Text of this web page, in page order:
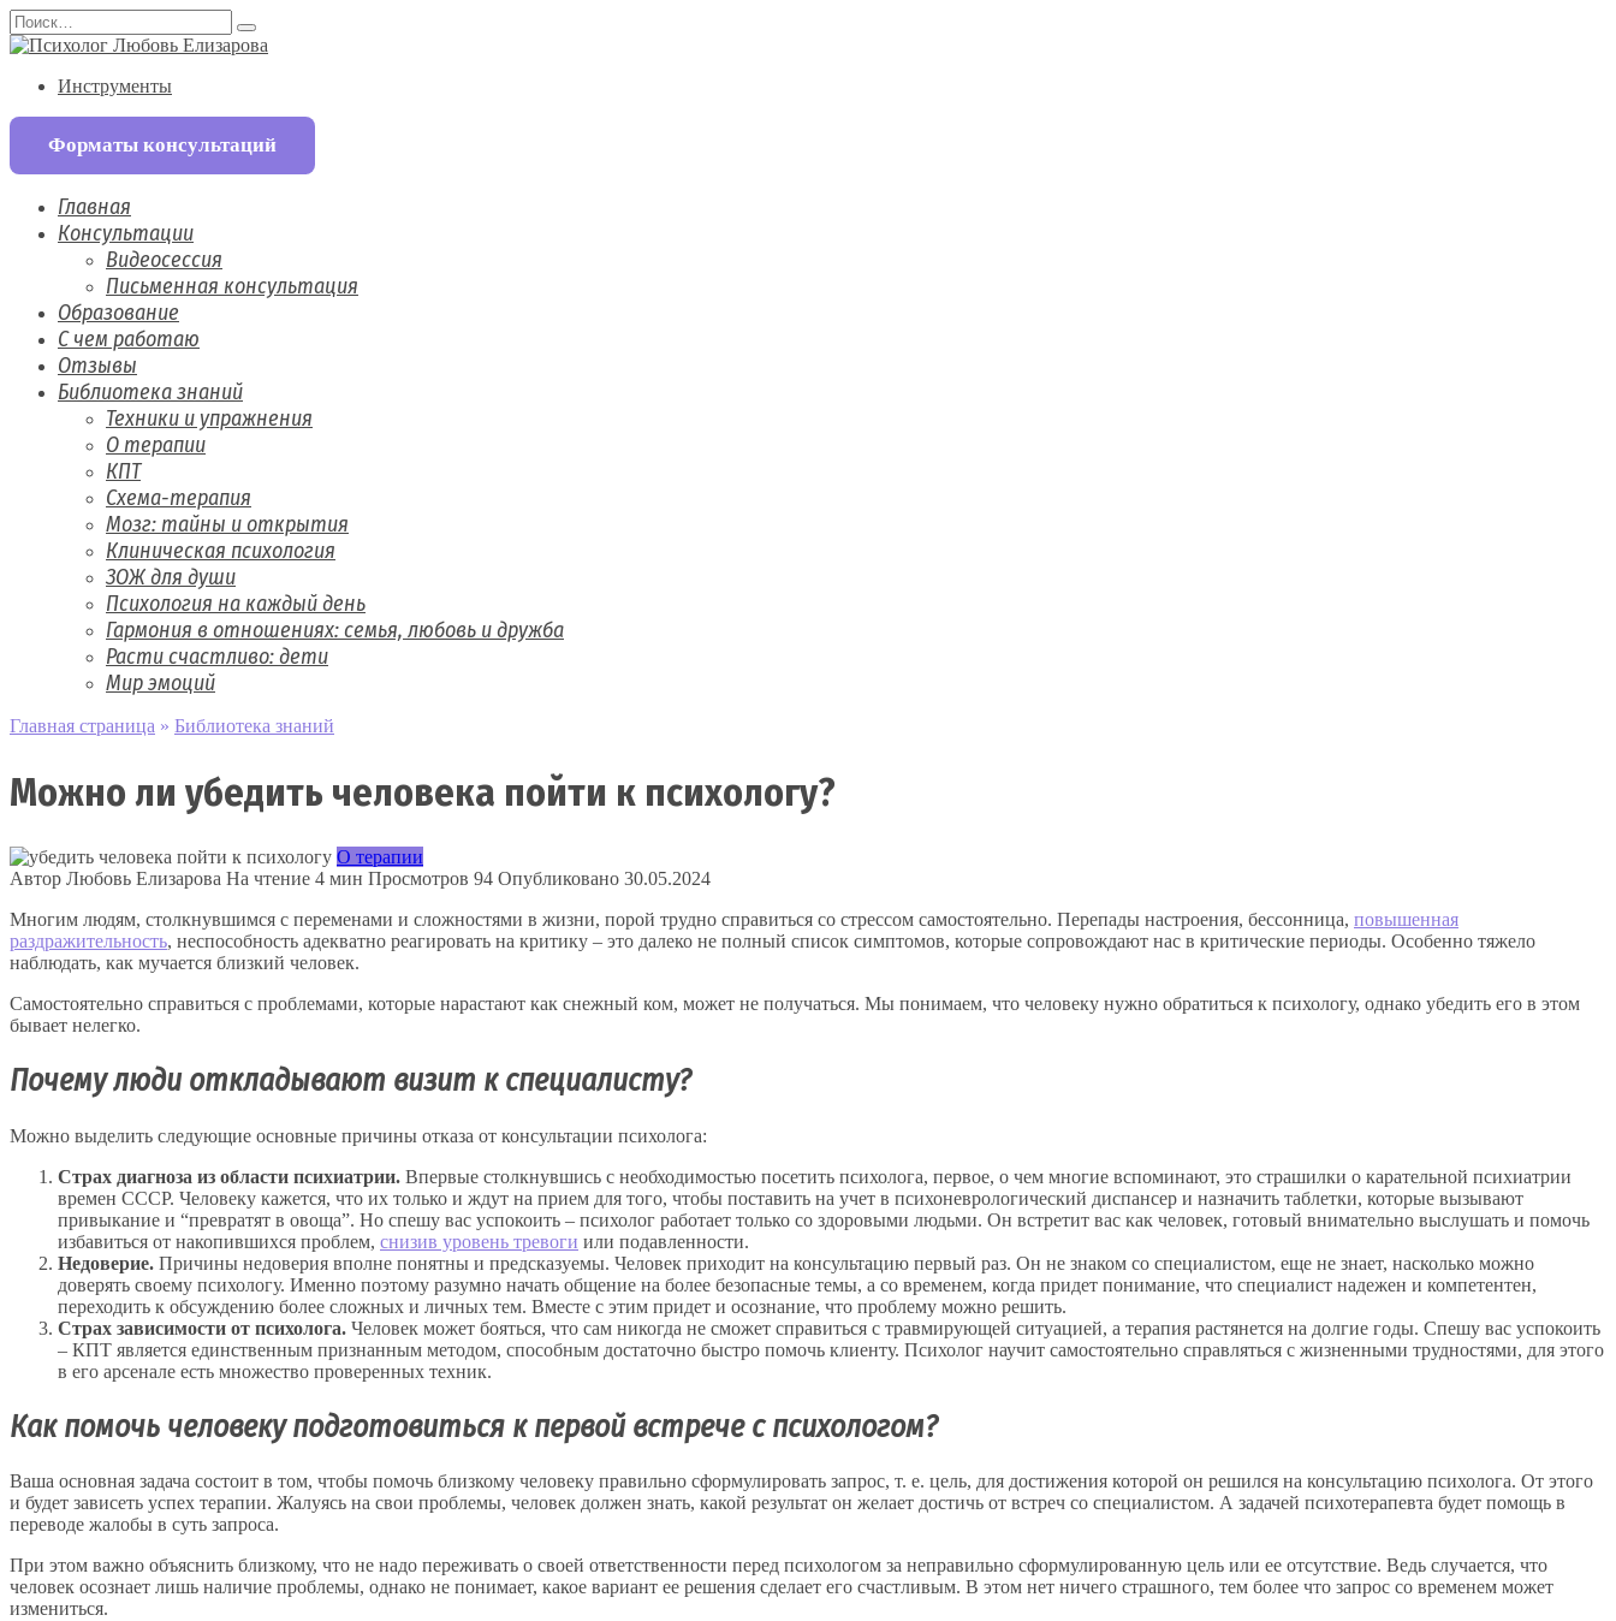
Перейти
к
Search
for:
Инструменты
Форматы консультаций
Главная
Консультации
Видеосессия
Письменная консультация
Образование
С чем работаю
Отзывы
Библиотека знаний
Техники и упражнения
О терапии
КПТ
Схема-терапия
Мозг: тайны и открытия
Клиническая психология
ЗОЖ для души
Психология на каждый день
Гармония в отношениях: семья, любовь и дружба
Расти счастливо: дети
Мир эмоций
Главная страница » Библиотека знаний
Можно ли убедить человека пойти к психологу?
О терапии
Автор Любовь Елизарова На чтение 4 мин Просмотров 94 Опубликовано 30.05.2024
Многим людям, столкнувшимся с переменами и сложностями в жизни, порой трудно справиться со стрессом самостоятельно. Перепады настроения, бессонница, повышенная
раздражительность, неспособность адекватно реагировать на критику – это далеко не полный список симптомов, которые сопровождают нас в критические периоды. Особенно тяжело
наблюдать, как мучается близкий человек.
Самостоятельно справиться с проблемами, которые нарастают как снежный ком, может не получаться. Мы понимаем, что человеку нужно обратиться к психологу, однако убедить его в этом
бывает нелегко.
Почему люди откладывают визит к специалисту?
Можно выделить следующие основные причины отказа от консультации психолога:
Страх диагноза из области психиатрии. Впервые столкнувшись с необходимостью посетить психолога, первое, о чем многие вспоминают, это страшилки о карательной психиатрии
времен СССР. Человеку кажется, что их только и ждут на прием для того, чтобы поставить на учет в психоневрологический диспансер и назначить таблетки, которые вызывают
привыкание и “превратят в овоща”. Но спешу вас успокоить – психолог работает только со здоровыми людьми. Он встретит вас как человек, готовый внимательно выслушать и помочь
избавиться от накопившихся проблем, снизив уровень тревоги или подавленности.
Недоверие. Причины недоверия вполне понятны и предсказуемы. Человек приходит на консультацию первый раз. Он не знаком со специалистом, еще не знает, насколько можно
доверять своему психологу. Именно поэтому разумно начать общение на более безопасные темы, а со временем, когда придет понимание, что специалист надежен и компетентен,
переходить к обсуждению более сложных и личных тем. Вместе с этим придет и осознание, что проблему можно решить.
Страх зависимости от психолога. Человек может бояться, что сам никогда не сможет справиться с травмирующей ситуацией, а терапия растянется на долгие годы. Спешу вас успокоить
– КПТ является единственным признанным методом, способным достаточно быстро помочь клиенту. Психолог научит самостоятельно справляться с жизненными трудностями, для этого
в его арсенале есть множество проверенных техник.
Как помочь человеку подготовиться к первой встрече с психологом?
Ваша основная задача состоит в том, чтобы помочь близкому человеку правильно сформулировать запрос, т. е. цель, для достижения которой он решился на консультацию психолога. От этого
и будет зависеть успех терапии. Жалуясь на свои проблемы, человек должен знать, какой результат он желает достичь от встреч со специалистом. А задачей психотерапевта будет помощь в
переводе жалобы в суть запроса.
При этом важно объяснить близкому, что не надо переживать о своей ответственности перед психологом за неправильно сформулированную цель или ее отсутствие. Ведь случается, что
человек осознает лишь наличие проблемы, однако не понимает, какое вариант ее решения сделает его счастливым. В этом нет ничего страшного, тем более что запрос со временем может
измениться.